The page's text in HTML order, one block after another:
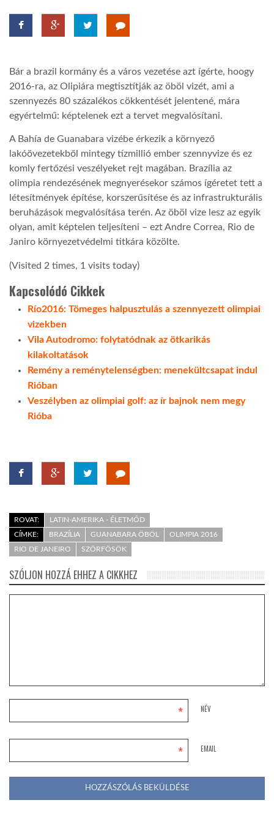
GLOBOBOOK
Bár a brazil kormány és a város vezetése azt ígérte, hoogy
2016-ra, az Olipiára megtisztítják az öböl vizét, ami a
szennyezés 80 százalékos cökkentését jelentené, mára
egyértelmű: képtelenek ezt a tervet megvalósítani.
A Bahía de Guanabara vizébe érkezik a környező
lakóövezetekből mintegy tízmillió ember szennyvize és ez
komly fertőzési veszélyeket rejt magában. Brazília az
olimpia rendezésének megnyerésekor számos ígéretet tett a
létesítmények építése, korszerűsítése és az infrastrukturális
beruházások megvalósítása terén. Az öböl vize lesz az egyik
olyan, amit képtelen teljesíteni – ezt Andre Correa, Rio de
Janiro környezetvédelmi titkára közölte.
(Visited 2 times, 1 visits today)
Kapcsolódó Cikkek
Río2016: Tömeges halpusztulás a szennyezett olimpiai
vizekben
Vila Autodromo: folytatódnak az ötkarikás
kilakoltatások
Remény a reménytelenségben: menekültcsapat indul
Rióban
Veszélyben az olimpiai golf: az ír bajnok nem megy
Rióba
ROVAT:
LATIN-AMERIKA - ÉLETMÓD
CÍMKE:
BRAZÍLIA GUANABARA ÖBÖL
OLIMPIA 2016
RIO DE JANEIRO
SZÖRFÖSÖK
SZÓLJON HOZZÁ EHHEZ A CIKKHEZ
NÉV
*
EMAIL
*